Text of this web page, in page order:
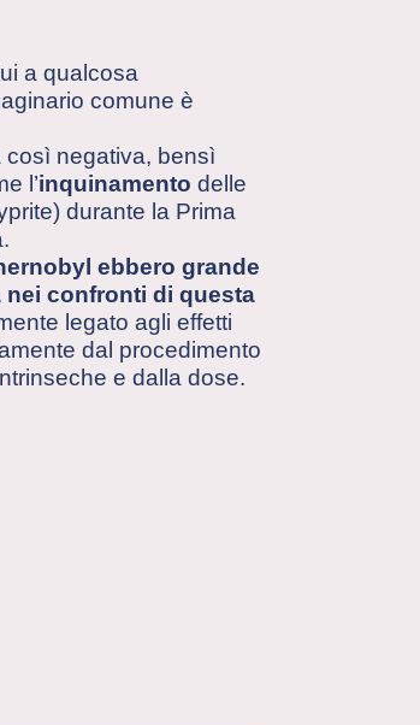
a qualcosa
comune è
così negativa, bensì
l’inquinamento delle
durante la Prima
ebbero grande
confronti di questa
legato agli effetti
dal procedimento
e dalla dose.